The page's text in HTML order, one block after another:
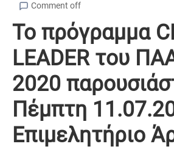
Comment off
Το πρόγραμμα
LEADER του
2020
Πέμπτη
Επιμελητήριο